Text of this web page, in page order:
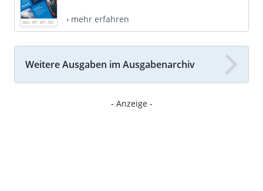
› mehr erfahren
Weitere Ausgaben im Ausgabenarchiv
- Anzeige -